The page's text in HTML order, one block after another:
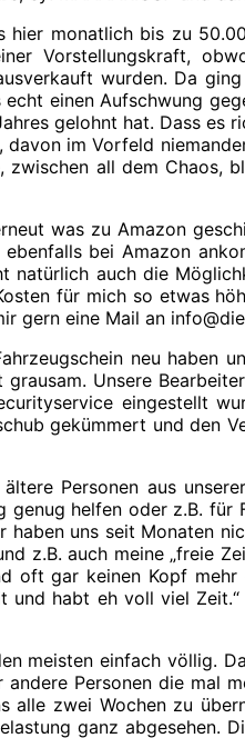
monatlich bis zu
Vorstellungskraft,
wurden. Da
einen Aufschwung
gelohnt hat. Dass
im Vorfeld
all dem Chaos,
was zu Amazon
bei Amazon
natürlich auch die
für mich so etwas
gern eine Mail an
neu haben
Unsere
eingestellt
gekümmert und den
Personen aus
helfen oder z.B. für
uns seit Monaten
z.B. auch meine „freie
oft gar keinen Kopf
habt eh voll viel
meisten einfach völlig.
Personen die mal
zwei Wochen zu
ganz abgesehen.